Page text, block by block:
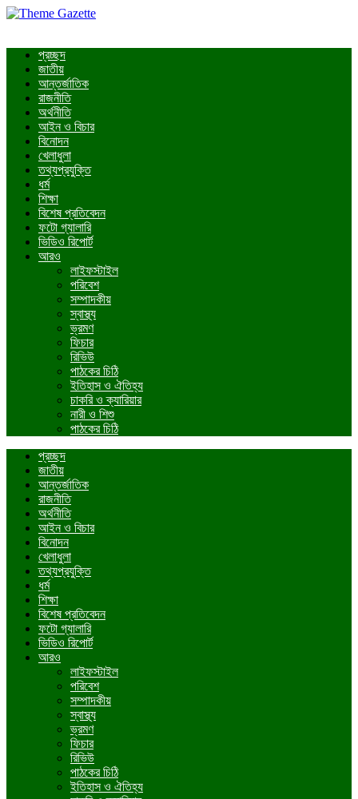
প্রচ্ছদ
জাতীয়
আন্তর্জাতিক
রাজনীতি
অর্থনীতি
আইন ও বিচার
বিনোদন
খেলাধুলা
তথ্যপ্রযুক্তি
ধর্ম
শিক্ষা
বিশেষ প্রতিবেদন
ফটো গ্যালারি
ভিডিও রিপোর্ট
আরও
লাইফস্টাইল
পরিবেশ
সম্পাদকীয়
স্বাস্থ্য
ভ্রমণ
ফিচার
রিভিউ
পাঠকের চিঠি
ইতিহাস ও ঐতিহ্য
চাকরি ও ক্যারিয়ার
নারী ও শিশু
পাঠকের চিঠি
প্রচ্ছদ
জাতীয়
আন্তর্জাতিক
রাজনীতি
অর্থনীতি
আইন ও বিচার
বিনোদন
খেলাধুলা
তথ্যপ্রযুক্তি
ধর্ম
শিক্ষা
বিশেষ প্রতিবেদন
ফটো গ্যালারি
ভিডিও রিপোর্ট
আরও
লাইফস্টাইল
পরিবেশ
সম্পাদকীয়
স্বাস্থ্য
ভ্রমণ
ফিচার
রিভিউ
পাঠকের চিঠি
ইতিহাস ও ঐতিহ্য